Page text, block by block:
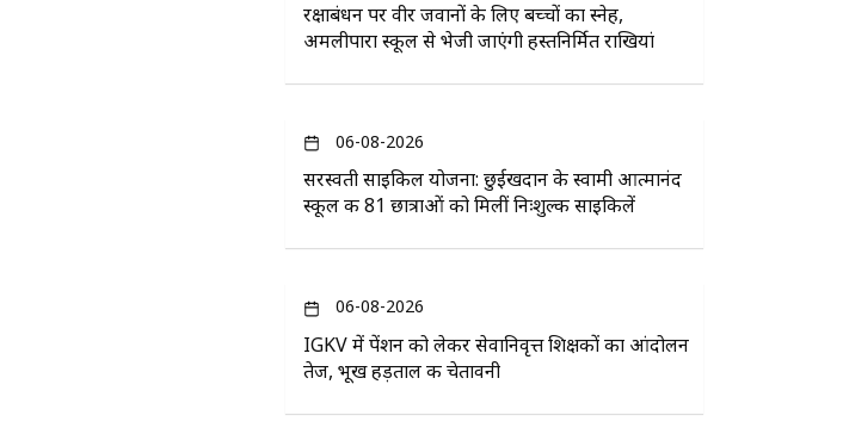
रक्षाबंधन पर वीर जवानों के लिए बच्चों का स्नेह,
अमलीपारा स्कूल से भेजी जाएंगी हस्तनिर्मित राखियां
06-08-2026
सरस्वती साइकिल योजना: छुईखदान के स्वामी आत्मानंद
स्कूल की 81 छात्राओं को मिलीं निःशुल्क साइकिलें
06-08-2026
IGKV में पेंशन को लेकर सेवानिवृत्त शिक्षकों का आंदोलन
तेज, भूख हड़ताल की चेतावनी